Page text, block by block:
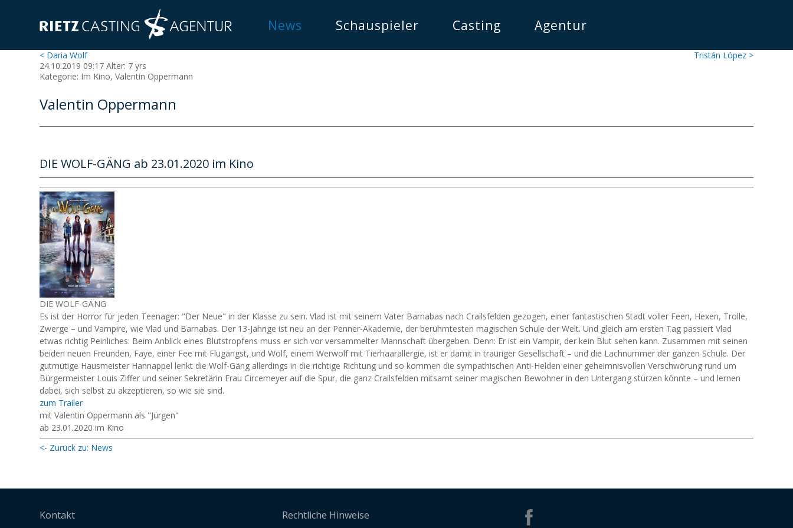
News Schauspieler Casting Agentur
Tristán López >
< Daria Wolf
24.10.2019 09:17 Alter: 7 yrs
Kategorie: Im Kino, Valentin Oppermann
Valentin Oppermann
DIE WOLF-GÄNG ab 23.01.2020 im Kino
DIE WOLF-GÄNG
Es ist der Horror für jeden Teenager: "Der Neue" in der Klasse zu sein. Vlad ist mit seinem Vater Barnabas nach Crailsfelden gezogen, einer fantastischen Stadt voller Feen, Hexen, Trolle,
Zwerge – und Vampire, wie Vlad und Barnabas. Der 13-Jährige ist neu an der Penner-Akademie, der berühmtesten magischen Schule der Welt. Und gleich am ersten Tag passiert Vlad
etwas richtig Peinliches: Beim Anblick eines Blutstropfens muss er sich vor versammelter Mannschaft übergeben. Denn: Er ist ein Vampir, der kein Blut sehen kann. Zusammen mit seinen
beiden neuen Freunden, Faye, einer Fee mit Flugangst, und Wolf, einem Werwolf mit Tierhaarallergie, ist er damit in trauriger Gesellschaft – und die Lachnummer der ganzen Schule. Der
gutmütige Hausmeister Hannappel lenkt die Wolf-Gäng allerdings in die richtige Richtung und so kommen die sympathischen Anti-Helden einer geheimnisvollen Verschwörung rund um
Bürgermeister Louis Ziffer und seiner Sekretärin Frau Circemeyer auf die Spur, die ganz Crailsfelden mitsamt seiner magischen Bewohner in den Untergang stürzen könnte – und lernen
dabei, sich selbst zu akzeptieren, so wie sie sind.
zum Trailer
mit Valentin Oppermann als "Jürgen"
ab 23.01.2020 im Kino
<- Zurück zu: News
Kontakt
Rechtliche Hinweise